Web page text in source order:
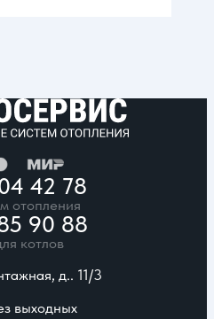
42 78
отопления
90 88
котлов
д.. 11/3
выходных